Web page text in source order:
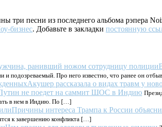
три песни из последнего альбома рэпера
бизнес. Добавьте в закладки постоянную
и подозреваемый. Про него известно, что ранее он
Акушер рассказала о видах травм у
не поедет на саммит ШОС в Индию
в нем в Индию. По […]
Причины интереса Трампа к России
к завершению конфликта […]